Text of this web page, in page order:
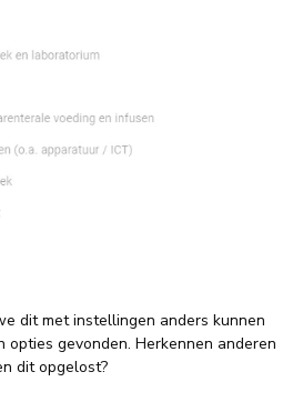
dit met instellingen anders kunnen
opties gevonden. Herkennen anderen
dit opgelost?